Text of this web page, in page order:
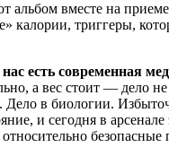
альбом вместе на
калории, триггеры,
есть современная
а вес стоит — дело
Дело в биологии.
и сегодня в
безопасные